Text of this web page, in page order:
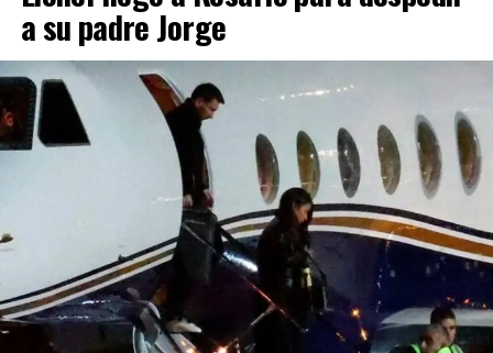
a su padre Jorge